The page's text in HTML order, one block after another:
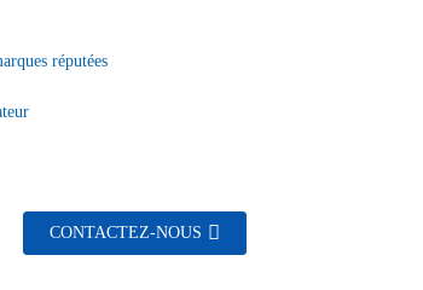
réputées
CONTACTEZ-NOUS